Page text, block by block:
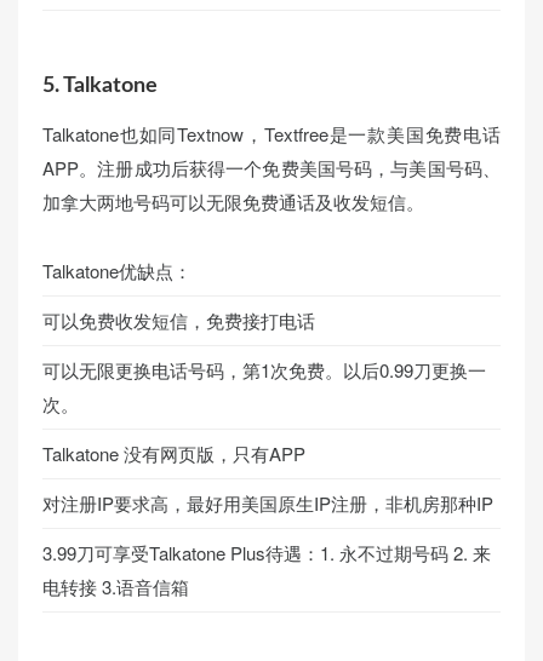
5. Talkatone
Talkatone也如同Textnow，Textfree是一款美国免费电话
APP。注册成功后获得一个免费美国号码，与美国号码、
加拿大两地号码可以无限免费通话及收发短信。
Talkatone优缺点：
可以免费收发短信，免费接打电话
可以无限更换电话号码，第1次免费。以后0.99刀更换一
次。
Talkatone 没有网页版，只有APP
对注册IP要求高，最好用美国原生IP注册，非机房那种IP
3.99刀可享受Talkatone Plus待遇：1. 永不过期号码 2. 来
电转接 3.语音信箱